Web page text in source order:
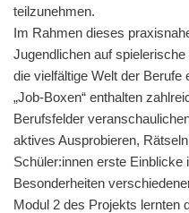
teilzunehmen.
Im Rahmen dieses
Jugendlichen auf
die vielfältige Welt der Berufe
„Job-Boxen“ enthalten
Berufsfelder
aktives Ausprobieren,
Schüler:innen erste Einblicke
Besonderheiten
Modul 2 des Projekts lernten